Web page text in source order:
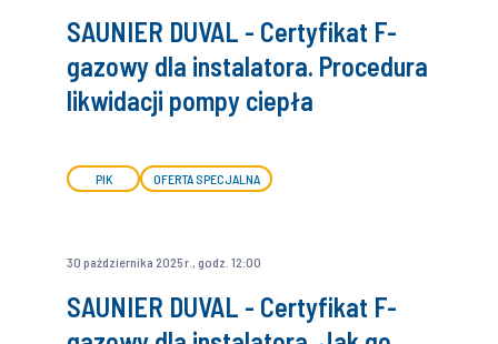
SAUNIER DUVAL - Certyfikat F-
gazowy dla instalatora. Procedura
likwidacji pompy ciepła
PIK OFERTA SPECJALNA
30 października 2025 r., godz. 12:00
SAUNIER DUVAL - Certyfikat F-